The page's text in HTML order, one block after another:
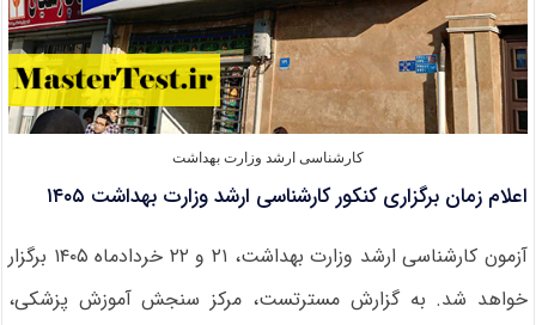
کارشناسی ارشد وزارت بهداشت
اعلام زمان برگزاری کنکور کارشناسی ارشد وزارت بهداشت ۱۴۰۵
آزمون کارشناسی ارشد وزارت بهداشت، ۲۱ و ۲۲ خردادماه ۱۴۰۵ برگزار
خواهد شد. به گزارش مسترتست،‌ مرکز سنجش آموزش پزشکی،